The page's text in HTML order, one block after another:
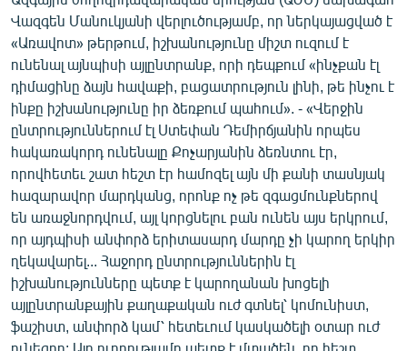
Վազգեն Մանուկյանի վերլուծությամբ, որ ներկայացված է
«Առավոտ» թերթում, իշխանությունը միշտ ուզում է
ունենալ այնպիսի այլընտրանք, որի դեպքում «ինչքան էլ
դիմացինը ձայն հավաքի, բացատրություն լինի, թե ինչու է
ինքը իշխանությունը իր ձեռքում պահում». - «Վերջին
ընտրություններում էլ Ստեփան Դեմիրճյանին որպես
հակառակորդ ունենալը Քոչարյանին ձեռնտու էր,
որովհետեւ շատ հեշտ էր համոզել այն մի քանի տասնյակ
հազարավոր մարդկանց, որոնք ոչ թե զգացմունքներով
են առաջնորդվում, այլ կորցնելու բան ունեն այս երկրում,
որ այդպիսի անփորձ երիտասարդ մարդը չի կարող երկիր
ղեկավարել... Հաջորդ ընտրություններին էլ
իշխանությունները պետք է կարողանան խոցելի
այլընտրանքային քաղաքական ուժ գտնել՝ կոմունիստ,
ֆաշիստ, անփորձ կամ՝ հետեւում կասկածելի օտար ուժ